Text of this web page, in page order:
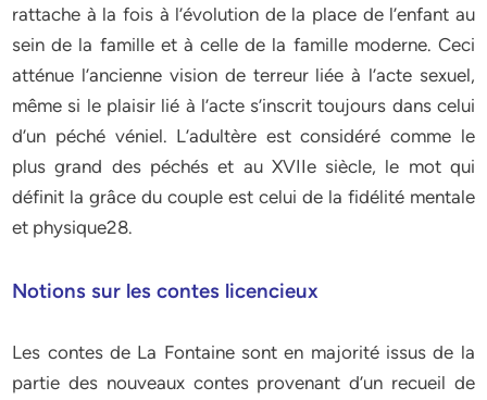
rattache à la fois à l’évolution de la place de l’enfant au
sein de la famille et à celle de la famille moderne. Ceci
atténue l’ancienne vision de terreur liée à l’acte sexuel,
même si le plaisir lié à l’acte s’inscrit toujours dans celui
d’un péché véniel. L’adultère est considéré comme le
plus grand des péchés et au XVIIe siècle, le mot qui
définit la grâce du couple est celui de la fidélité mentale
et physique28.
Notions sur les contes licencieux
Les contes de La Fontaine sont en majorité issus de la
partie des nouveaux contes provenant d’un recueil de